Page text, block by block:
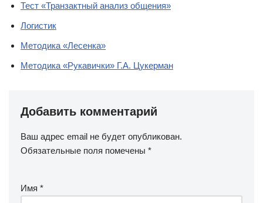
Тест «Транзактный анализ общения»
Логистик
Методика «Лесенка»
Методика «Рукавички» Г.А. Цукерман
Добавить комментарий
Ваш адрес email не будет опубликован.
Обязательные поля помечены *
Имя *